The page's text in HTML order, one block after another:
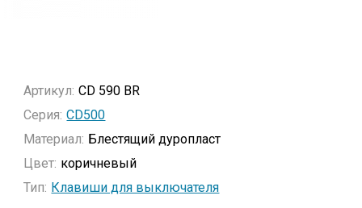
Артикул: CD 590 BR
Серия: CD500
Материал: Блестящий дуропласт
Цвет: коричневый
Тип: Клавиши для выключателя